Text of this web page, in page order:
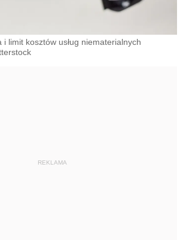
limit kosztów usług niematerialnych